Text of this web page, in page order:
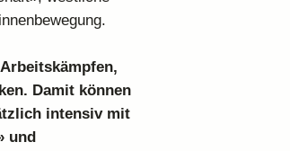
Damit können
intensiv mit
und